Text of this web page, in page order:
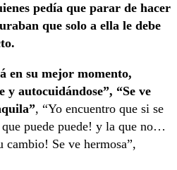
pedía que parar de hacer
que solo a ella le debe
en su mejor momento,
y autocuidándose”, “Se ve
, “Yo encuentro que si se
puede puede! y la que no…
cambio! Se ve hermosa”,